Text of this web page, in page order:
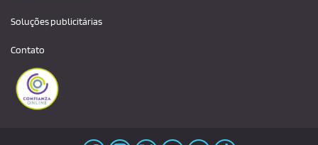
Soluções publicitárias
Contato